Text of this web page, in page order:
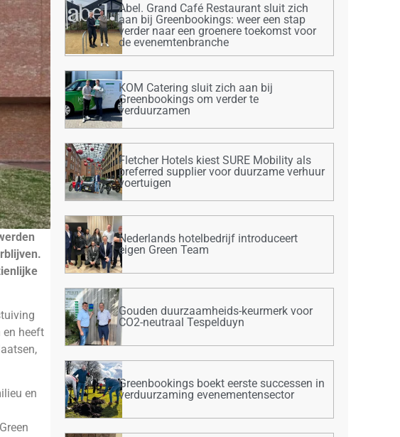
en heeft
en
Abel. Grand Café Restaurant sluit zich
aan bij Greenbookings: weer een stap
verder naar een groenere toekomst voor
de evenemtenbranche
KOM Catering sluit zich aan bij
Greenbookings om verder te
verduurzamen
Fletcher Hotels kiest SURE Mobility als
preferred supplier voor duurzame verhuur
voertuigen
Nederlands hotelbedrijf introduceert
eigen Green Team
Gouden duurzaamheids-keurmerk voor
CO2-neutraal Tespelduyn
Greenbookings boekt eerste successen in
verduurzaming evenementensector